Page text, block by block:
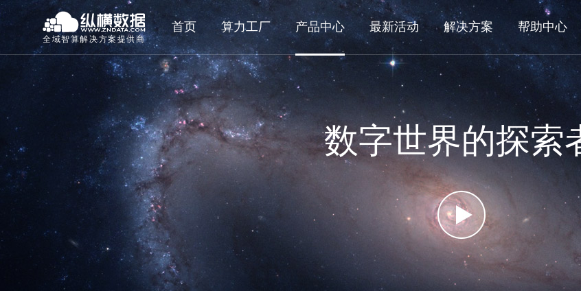
全域智算解决方案提供商
首页 算力工厂 产品中心 最新活动 解决方案 帮助中心
数字世界的探索